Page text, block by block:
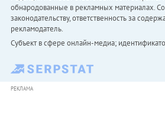
обнародованные в рекламных материалах.
законодательству, ответственность за
рекламодатель.
Субъект в сфере онлайн-медиа;
РЕКЛАМА